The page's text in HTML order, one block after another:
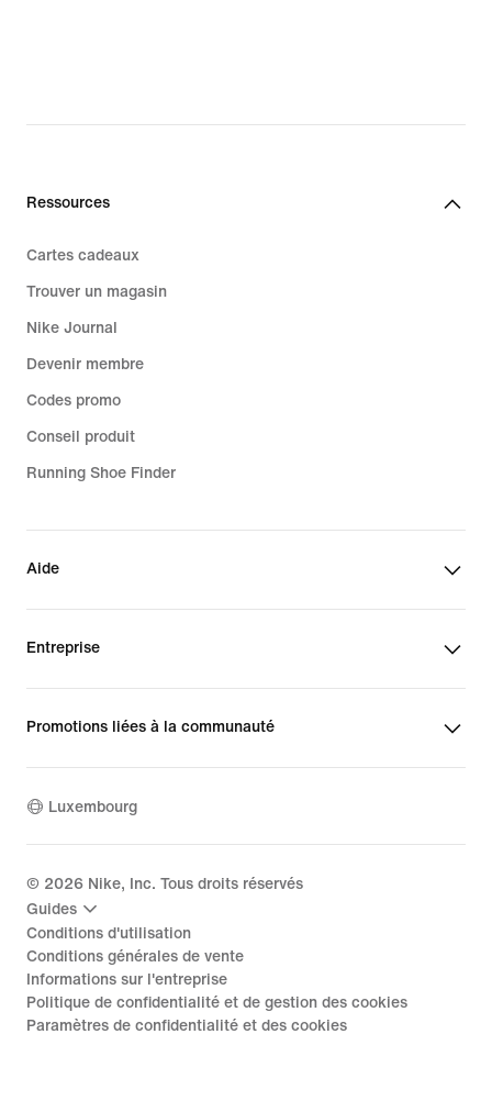
Ressources
Cartes cadeaux
Trouver un magasin
Nike Journal
Devenir membre
Codes promo
Conseil produit
Running Shoe Finder
Aide
Entreprise
Promotions liées à la communauté
Luxembourg
© 2026 Nike, Inc. Tous droits réservés
Guides
Conditions d'utilisation
Conditions générales de vente
Informations sur l'entreprise
Politique de confidentialité et de gestion des cookies
Paramètres de confidentialité et des cookies